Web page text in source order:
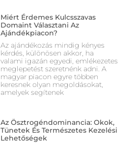
Miért Érdemes Kulcsszavas
Domaint Választani Az
Ajándékpiacon?
Az ajándékozás mindig kényes
kérdés, különösen akkor, ha
valami igazán egyedi, emlékezetes
meglepetést szeretnénk adni. A
magyar piacon egyre többen
keresnek olyan megoldásokat,
amelyek segítenek
Az Ösztrogéndominancia: Okok,
Tünetek És Természetes Kezelési
Lehetőségek